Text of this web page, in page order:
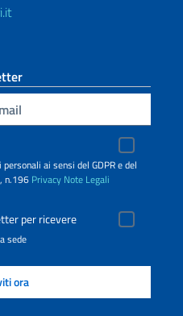
ai sensi del GDPR e del
n.196 Privacy Note Legali
per ricevere
sede